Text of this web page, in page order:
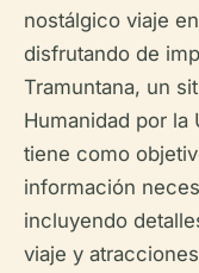
nostálgico viaje
disfrutando de
Tramuntana, un
Humanidad por la
tiene como
información
incluyendo
viaje y